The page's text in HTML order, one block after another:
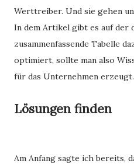
Werttreiber. Und sie gehen
In dem Artikel gibt es auf der
zusammenfassende Tabelle
optimiert, sollte man also
für das Unternehmen
Lösungen finden
Am Anfang sagte ich bereits,